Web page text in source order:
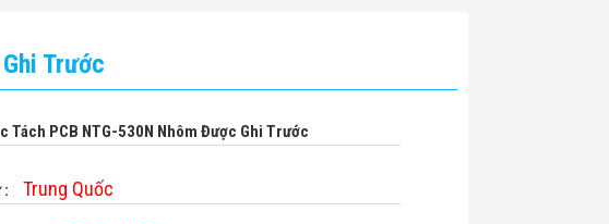
Trước
Tách PCB NTG-530N Nhôm Được Ghi Trước
: Trung Quốc